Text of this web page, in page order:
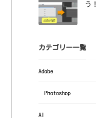
う！
カテゴリー一覧
Adobe
Photoshop
AI